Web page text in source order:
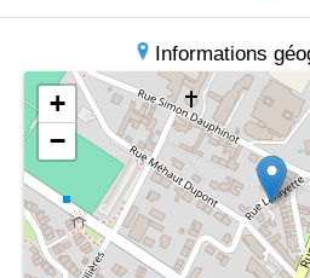
Informations
+
−